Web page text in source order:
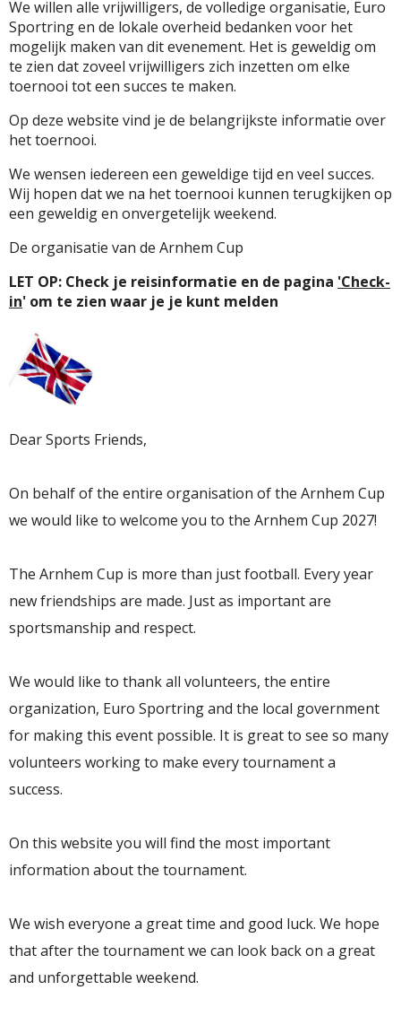
We willen alle vrijwilligers, de volledige organisatie, Euro
Sportring en de lokale overheid bedanken voor het
mogelijk maken van dit evenement. Het is geweldig om
te zien dat zoveel vrijwilligers zich inzetten om elke
toernooi tot een succes te maken.
Op deze website vind je de belangrijkste informatie over
het toernooi.
We wensen iedereen een geweldige tijd en veel succes.
Wij hopen dat we na het toernooi kunnen terugkijken op
een geweldig en onvergetelijk weekend.
De organisatie van de Arnhem Cup
LET OP: Check je reisinformatie en de pagina 'Check-
in' om te zien waar je je kunt melden
Dear Sports Friends,
On behalf of the entire organisation of the Arnhem Cup
we would like to welcome you to the Arnhem Cup 2027!
The Arnhem Cup is more than just football. Every year
new friendships are made. Just as important are
sportsmanship and respect.
We would like to thank all volunteers, the entire
organization, Euro Sportring and the local government
for making this event possible. It is great to see so many
volunteers working to make every tournament a
success.
On this website you will find the most important
information about the tournament.
We wish everyone a great time and good luck. We hope
that after the tournament we can look back on a great
and unforgettable weekend.